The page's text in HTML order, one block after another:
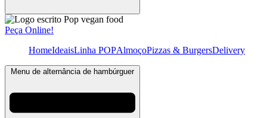
Peça Online!
HomeIdeaisLinha POPAlmoçoPizzas & BurgersDelivery
Menu de alternância de hambúrguer